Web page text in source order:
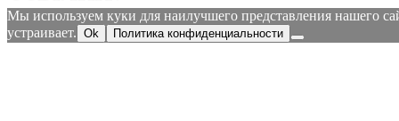
Мы используем куки для наилучшего представления нашего
устраивает. Ok Политика конфиденциальности